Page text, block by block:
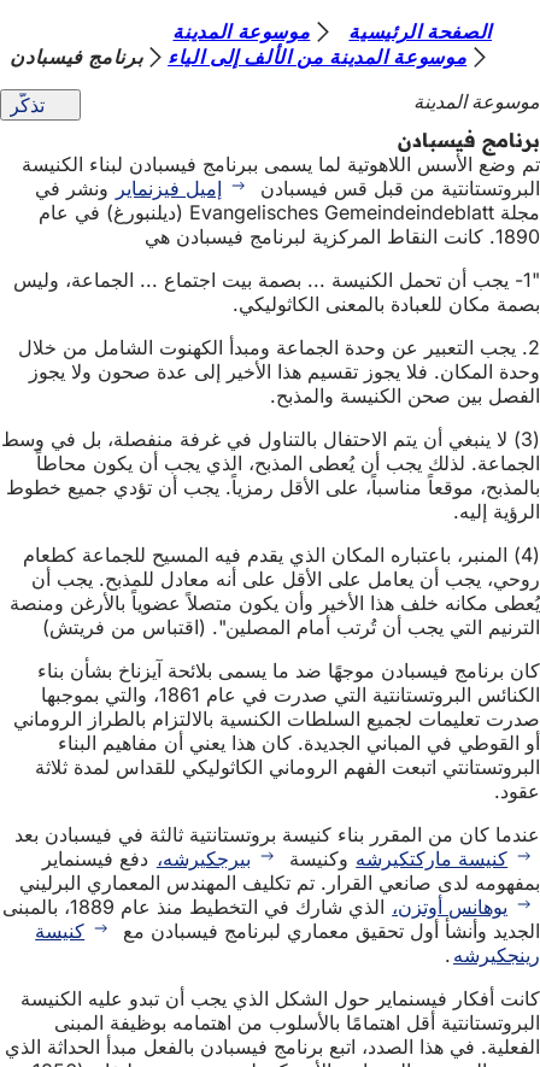
الانتقال إلى المحتوى
ت
ه
ن
ا
الصفحة الرئيسية
موسوعة المدينة
موسوعة المدينة من الألف إلى الياء
برنامج فيسبادن
موسوعة المدينة
تذكّر
برنامج فيسبادن
تم وضع الأسس اللاهوتية لما يسمى ببرنامج فيسبادن لبناء الكنيسة
البروتستانتية من قبل قس فيسبادن
إميل فيزنماير ونشر في
مجلة Evangelisches Gemeindeindeblatt (ديلنبورغ) في عام
1890. كانت النقاط المركزية لبرنامج فيسبادن هي
"1- يجب أن تحمل الكنيسة ... بصمة بيت اجتماع ... الجماعة، وليس
بصمة مكان للعبادة بالمعنى الكاثوليكي.
2. يجب التعبير عن وحدة الجماعة ومبدأ الكهنوت الشامل من خلال
وحدة المكان. فلا يجوز تقسيم هذا الأخير إلى عدة صحون ولا يجوز
الفصل بين صحن الكنيسة والمذبح.
(3) لا ينبغي أن يتم الاحتفال بالتناول في غرفة منفصلة، بل في وسط
الجماعة. لذلك يجب أن يُعطى المذبح، الذي يجب أن يكون محاطاً
بالمذبح، موقعاً مناسباً، على الأقل رمزياً. يجب أن تؤدي جميع خطوط
الرؤية إليه.
(4) المنبر، باعتباره المكان الذي يقدم فيه المسيح للجماعة كطعام
روحي، يجب أن يعامل على الأقل على أنه معادل للمذبح. يجب أن
يُعطى مكانه خلف هذا الأخير وأن يكون متصلاً عضوياً بالأرغن ومنصة
الترنيم التي يجب أن تُرتب أمام المصلين". (اقتباس من فريتش)
كان برنامج فيسبادن موجهًا ضد ما يسمى بلائحة آيزناخ بشأن بناء
الكنائس البروتستانتية التي صدرت في عام 1861، والتي بموجبها
صدرت تعليمات لجميع السلطات الكنسية بالالتزام بالطراز الروماني
أو القوطي في المباني الجديدة. كان هذا يعني أن مفاهيم البناء
البروتستانتي اتبعت الفهم الروماني الكاثوليكي للقداس لمدة ثلاثة
عقود.
عندما كان من المقرر بناء كنيسة بروتستانتية ثالثة في فيسبادن بعد
كنيسة ماركتكيرشه وكنيسة بيرجكيرشه، دفع فيسنماير
بمفهومه لدى صانعي القرار. تم تكليف المهندس المعماري البرليني
يوهانس أوتزن،
الذي شارك في التخطيط منذ عام 1889، بالمبنى
الجديد وأنشأ أول تحقيق معماري لبرنامج فيسبادن مع
كنيسة
رينجكيرشه .
كانت أفكار فيسنماير حول الشكل الذي يجب أن تبدو عليه الكنيسة
البروتستانتية أقل اهتمامًا بالأسلوب من اهتمامه بوظيفة المبنى
الفعلية. في هذا الصدد، اتبع برنامج فيسبادن بالفعل مبدأ الحداثة الذي